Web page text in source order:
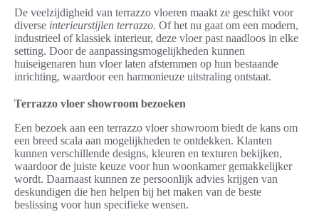
De veelzijdigheid van terrazzo vloeren maakt ze geschikt voor
diverse interieurstijlen terrazzo. Of het nu gaat om een modern,
industrieel of klassiek interieur, deze vloer past naadloos in elke
setting. Door de aanpassingsmogelijkheden kunnen
huiseigenaren hun vloer laten afstemmen op hun bestaande
inrichting, waardoor een harmonieuze uitstraling ontstaat.
Terrazzo vloer showroom bezoeken
Een bezoek aan een terrazzo vloer showroom biedt de kans om
een breed scala aan mogelijkheden te ontdekken. Klanten
kunnen verschillende designs, kleuren en texturen bekijken,
waardoor de juiste keuze voor hun woonkamer gemakkelijker
wordt. Daarnaast kunnen ze persoonlijk advies krijgen van
deskundigen die hen helpen bij het maken van de beste
beslissing voor hun specifieke wensen.